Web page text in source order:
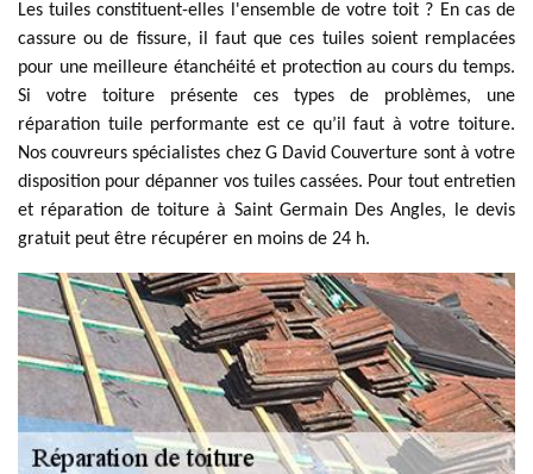
Les tuiles constituent-elles l'ensemble de votre toit ? En cas de
cassure ou de fissure, il faut que ces tuiles soient remplacées
pour une meilleure étanchéité et protection au cours du temps.
Si votre toiture présente ces types de problèmes, une
réparation tuile performante est ce qu’il faut à votre toiture.
Nos couvreurs spécialistes chez G David Couverture sont à votre
disposition pour dépanner vos tuiles cassées. Pour tout entretien
et réparation de toiture à Saint Germain Des Angles, le devis
gratuit peut être récupérer en moins de 24 h.